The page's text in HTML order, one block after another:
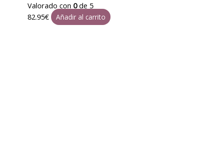
Valorado con 0de 5
82.95€ Añadir al carrito